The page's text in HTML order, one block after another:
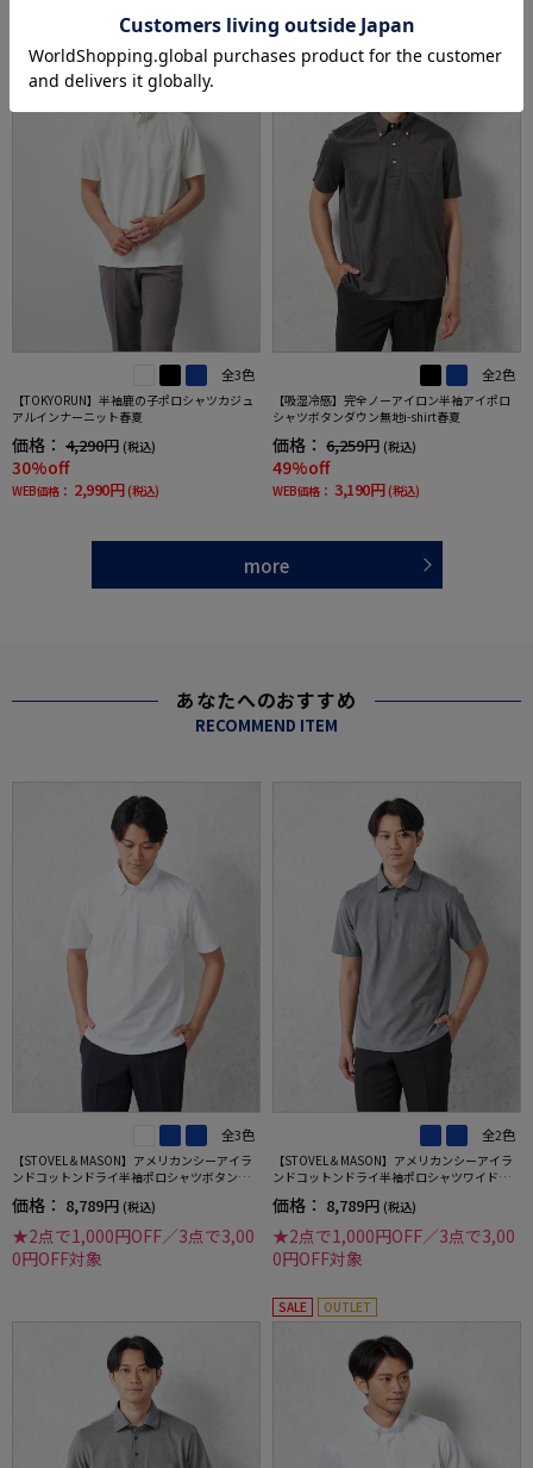
全3色
【TOKYORUN】半袖鹿の子ポロシャツカジュ
アルインナーニット春夏
価格： 4,290円 (税込)
30%off
WEB価格： 2,990円 (税込)
全2色
【吸湿冷感】完全ノーアイロン半袖アイポロ
シャツボタンダウン無地i-shirt春夏
価格： 6,259円 (税込)
49%off
WEB価格： 3,190円 (税込)
more
あなたへのおすすめ
RECOMMEND ITEM
全3色
【STOVEL＆MASON】アメリカンシーアイラ
ンドコットンドライ半袖ポロシャツボタンダ
ウンカジュアルインナーストーベルアンドメ
イソン吸汗速乾春夏
価格： 8,789円 (税込)
★2点で1,000円OFF／3点で3,00
0円OFF対象
全2色
【STOVEL＆MASON】アメリカンシーアイラ
ンドコットンドライ半袖ポロシャツワイドカ
ラーカジュアルインナーストーベルアンドメ
イソン吸汗速乾春夏
価格： 8,789円 (税込)
★2点で1,000円OFF／3点で3,00
0円OFF対象
SALE OUTLET